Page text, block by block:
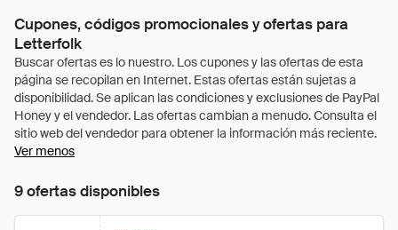
Cupones, códigos promocionales y ofertas para
Letterfolk
Ver menos
9 ofertas disponibles